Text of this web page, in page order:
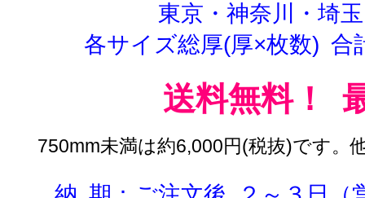
東京・神奈川・埼
各サイズ総厚(厚×枚数) 合
送料無料！
750mm未満は約6,000円(税抜)です。